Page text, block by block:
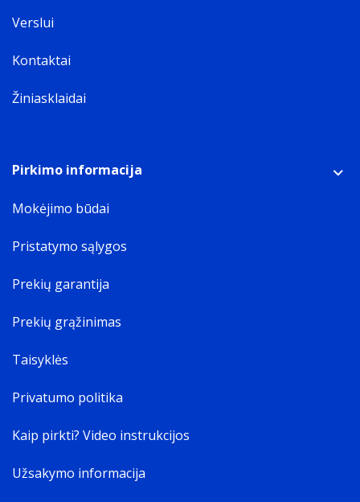
Verslui
Kontaktai
Žiniasklaidai
Pirkimo informacija
Mokėjimo būdai
Pristatymo sąlygos
Prekių garantija
Prekių grąžinimas
Taisyklės
Privatumo politika
Kaip pirkti? Video instrukcijos
Užsakymo informacija